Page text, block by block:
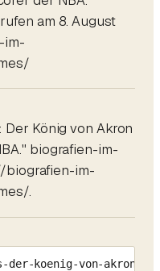
am 8. August
im-
Der König von Akron
biografien-im-
biografien-im-
.
der-koenig-von-akron-